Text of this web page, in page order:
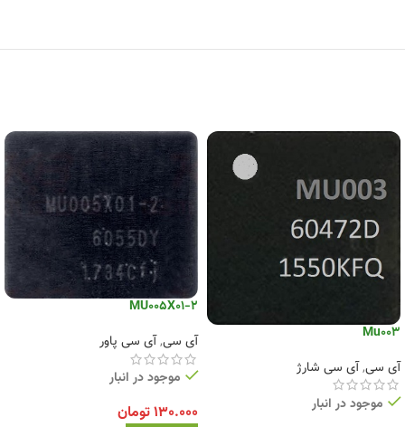
Mu003
آی سی,آی سی شارژ
موجود در انبار
MU005X01-2
آی سی,آی سی پاور
موجود در انبار
۱۳۰.۰۰۰تومان